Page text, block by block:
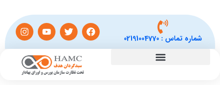
شماره تماس :02191004770